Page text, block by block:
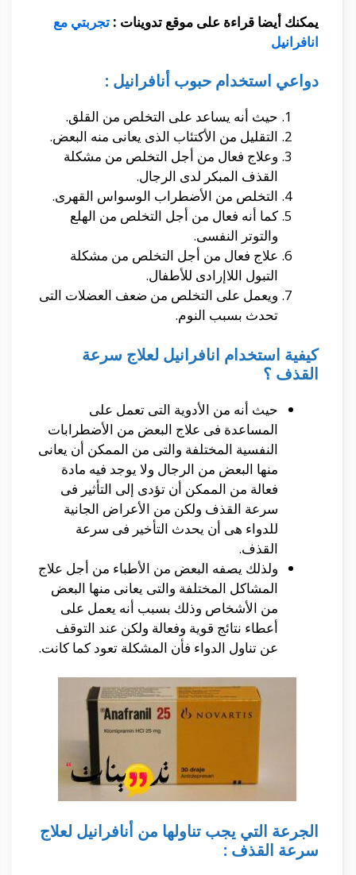
يمكنك أيضا قراءة على موقع تدوينات : تجربتي مع
انافرانيل
دواعي استخدام حبوب أنافرانيل :
حيث أنه يساعد على التخلص من القلق.
التقليل من الأكتئاب الذى يعانى منه البعض.
وعلاج فعال من أجل التخلص من مشكلة
القذف المبكر لدى الرجال.
التخلص من الأضطراب الوسواس القهرى.
كما أنه فعال من أجل التخلص من الهلع
والتوتر النفسى.
علاج فعال من أجل التخلص من مشكلة
التبول اللاإرادى للأطفال.
ويعمل على التخلص من ضعف العضلات التى
تحدث بسبب النوم.
كيفية استخدام انافرانيل لعلاج سرعة
القذف ؟
حيث أنه من الأدوية التى تعمل على
المساعدة فى علاج البعض من الأضطرابات
النفسية المختلفة والتى من الممكن أن يعانى
منها البعض من الرجال ولا يوجد فيه مادة
فعالة من الممكن أن تؤدى إلى التأثير فى
سرعة القذف ولكن من الأعراض الجانية
للدواء هى أن يحدث التأخير فى سرعة
القذف.
ولذلك يصفه البعض من الأطباء من أجل علاج
المشاكل المختلفة والتى يعانى منها البعض
من الأشخاص وذلك بسبب أنه يعمل على
أعطاء نتائج قوية وفعالة ولكن عند التوقف
عن تناول الدواء فأن المشكلة تعود كما كانت.
الجرعة التي يجب تناولها من أنافرانيل لعلاج
سرعة القذف :